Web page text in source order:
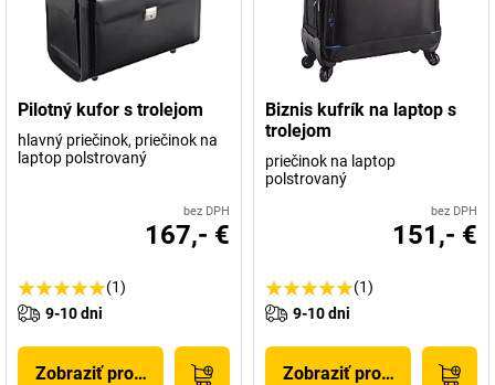
Pilotný kufor s trolejom
hlavný priečinok, priečinok na
laptop polstrovaný
bez DPH
167,- €
(1)
9-10 dni
Zobraziť produkt
Biznis kufrík na laptop s
trolejom
priečinok na laptop
polstrovaný
bez DPH
151,- €
(1)
9-10 dni
Zobraziť produkt